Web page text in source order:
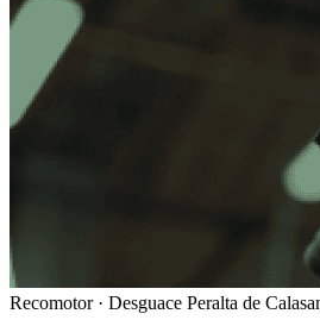
Recomotor · Desguace Peralta de